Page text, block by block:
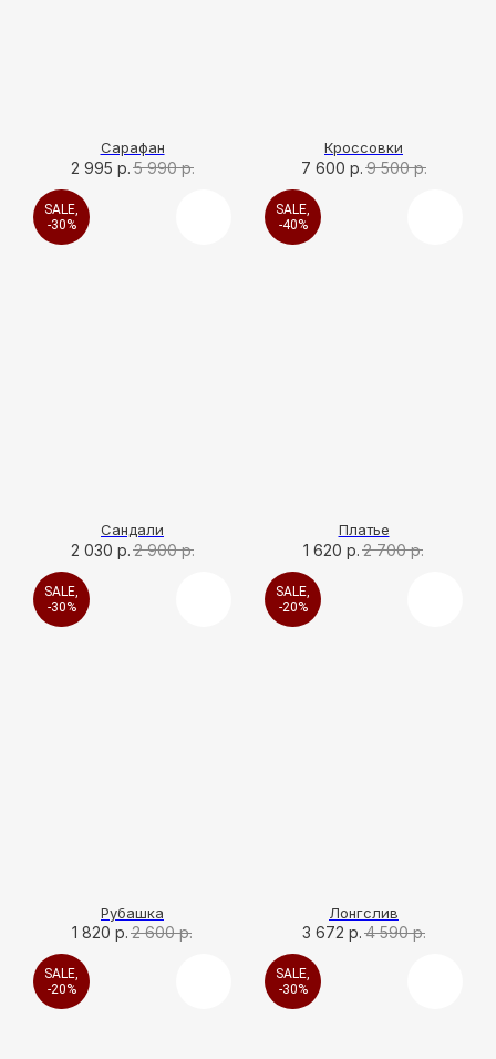
Сарафан
2 995 р. 5 990 р.
Кроссовки
7 600 р. 9 500 р.
SALE,
-30%
Сандали
2 030 р. 2 900 р.
SALE,
-40%
Платье
1 620 р. 2 700 р.
SALE,
-30%
Рубашка
1 820 р. 2 600 р.
SALE,
-20%
Лонгслив
3 672 р. 4 590 р.
SALE,
-20%
SALE,
-30%